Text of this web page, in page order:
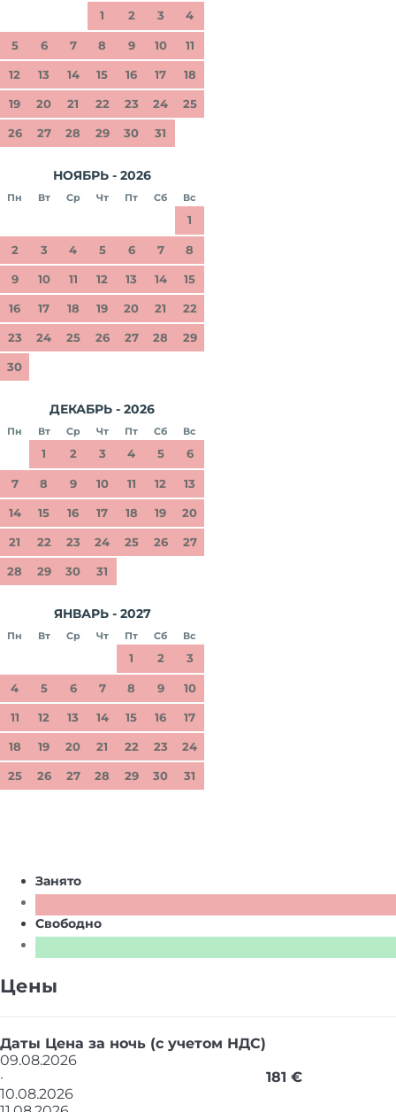
1 2 3 4
5 6 7 8 9 10 11
12 13 14 15 16 17 18
19 20 21 22 23 24 25
26 27 28 29 30 31
НОЯБРЬ - 2026
Пн Вт Ср Чт Пт Сб Вс
1
2 3 4 5 6 7 8
9 10 11 12 13 14 15
16 17 18 19 20 21 22
23 24 25 26 27 28 29
30
ДЕКАБРЬ - 2026
Пн Вт Ср Чт Пт Сб Вс
1 2 3 4 5 6
7 8 9 10 11 12 13
14 15 16 17 18 19 20
21 22 23 24 25 26 27
28 29 30 31
ЯНВАРЬ - 2027
Пн Вт Ср Чт Пт Сб Вс
1 2 3
4 5 6 7 8 9 10
11 12 13 14 15 16 17
18 19 20 21 22 23 24
25 26 27 28 29 30 31
Занято
Свободно
Цены
Даты Цена за ночь (с учетом НДС)
09.08.2026
·
10.08.2026
181 €